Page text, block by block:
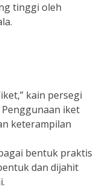
tinggi oleh
kain persegi
iket
keterampilan
bentuk praktis
dan dijahit